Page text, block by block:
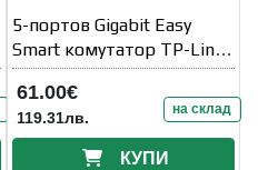
5-портов Gigabit Easy
Smart комутатор TP-Link
TL-SG105PE с 4 PoE+
порта
61.00€
119.31лв. на склад
КУПИ